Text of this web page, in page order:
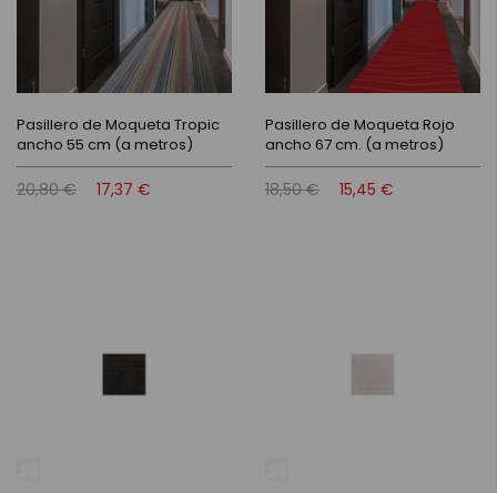
Pasillero de Moqueta Tropic
ancho 55 cm (a metros)
20,80 € 17,37 €
Pasillero de Moqueta Rojo
ancho 67 cm. (a metros)
18,50 € 15,45 €